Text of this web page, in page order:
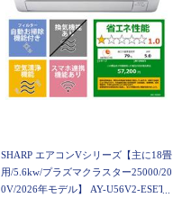
SHARP エアコンVシリーズ【主に18畳
用/5.6kw/プラズマクラスター25000/20
0V/2026年モデル】 AY-U56V2-ESET